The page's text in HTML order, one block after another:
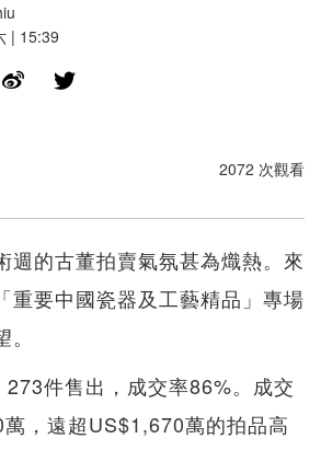
| 15:39
2072 次觀看
週的古董拍賣氣氛甚為熾熱。來
重要中國瓷器及工藝精品」專場
件售出，成交率86%。成交
，遠超US$1,670萬的拍品高